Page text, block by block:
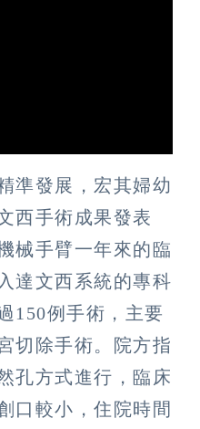
準發展，宏其婦幼
西手術成果發表
械手臂一年來的臨
達文西系統的專科
150例手術，主要
切除手術。院方指
孔方式進行，臨床
口較小，住院時間